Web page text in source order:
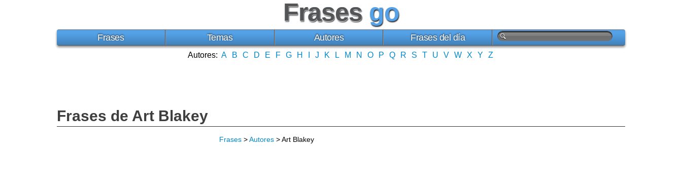
Frases go
Frases Temas Autores Frases del día
Autores: A B C D E F G H J K L M N O P Q R S T U V W X Y Z
Frases de Art Blakey
Frases >Autores > Art Blakey